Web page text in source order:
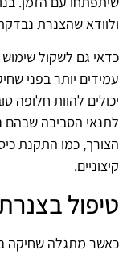
ולוודא שהצנרת
כדאי גם לשקול
עמידים יותר בפני
יכולים להוות
לתנאי הסביבה שבהם
הצורך, כמו התקנת
קיצוניים.
טיפול
כאשר מתגלה שחיקה